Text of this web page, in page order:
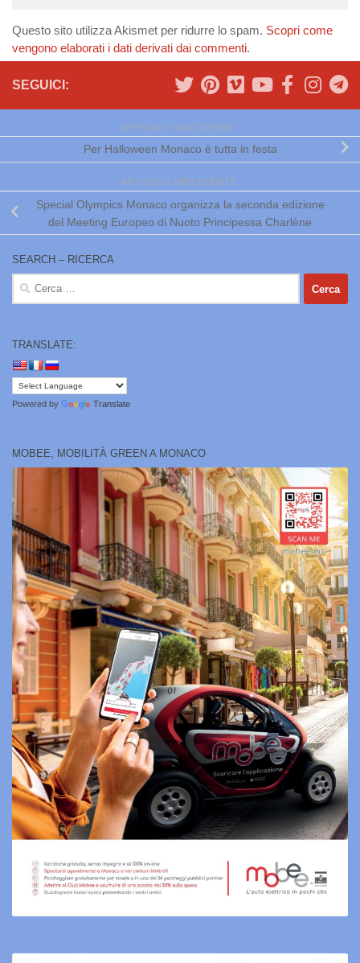
Questo sito utilizza Akismet per ridurre lo spam. Scopri come
vengono elaborati i dati derivati dai commenti.
SEGUICI:
ARTICOLO SUCCESSIVO
Per Halloween Monaco è tutta in festa
ARTICOLO PRECEDENTE
Special Olympics Monaco organizza la seconda edizione
del Meeting Europeo di Nuoto Principessa Charlène
SEARCH – RICERCA
Ricerca
per:
TRANSLATE:
Powered by Translate
MOBEE, MOBILITÀ GREEN A MONACO